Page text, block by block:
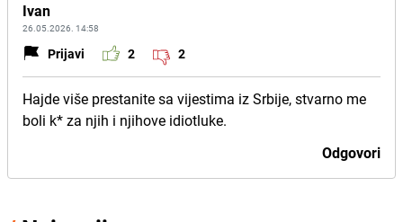
Ivan
26.05.2026. 14:58
Prijavi 2 2
Hajde više prestanite sa vijestima iz Srbije, stvarno me
boli k* za njih i njihove idiotluke.
Odgovori